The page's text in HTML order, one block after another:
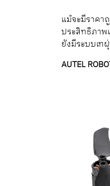
แม้จะมีราคา
ประสิทธิภาพ
ยังมีระบบเท
AUTEL